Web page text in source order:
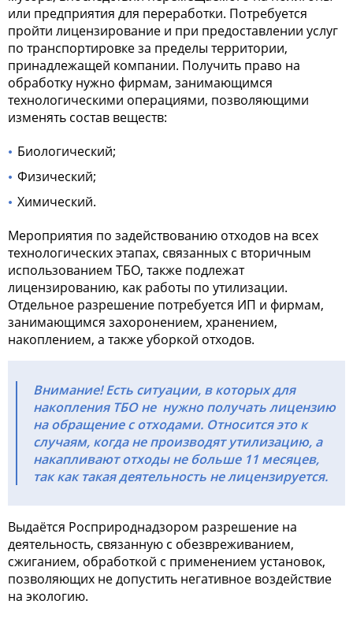
или предприятия для переработки. Потребуется
пройти лицензирование и при предоставлении услуг
по транспортировке за пределы территории,
принадлежащей компании. Получить право на
обработку нужно фирмам, занимающимся
технологическими операциями, позволяющими
изменять состав веществ:
Биологический;
Физический;
Химический.
Мероприятия по задействованию отходов на всех
технологических этапах, связанных с вторичным
использованием ТБО, также подлежат
лицензированию, как работы по утилизации.
Отдельное разрешение потребуется ИП и фирмам,
занимающимся захоронением, хранением,
накоплением, а также уборкой отходов.
Внимание! Есть ситуации, в которых для
накопления ТБО не нужно получать лицензию
на обращение с отходами. Относится это к
случаям, когда не производят утилизацию, а
накапливают отходы не больше 11 месяцев,
так как такая деятельность не лицензируется.
Выдаётся Росприроднадзором разрешение на
деятельность, связанную с обезвреживанием,
сжиганием, обработкой с применением установок,
позволяющих не допустить негативное воздействие
на экологию.